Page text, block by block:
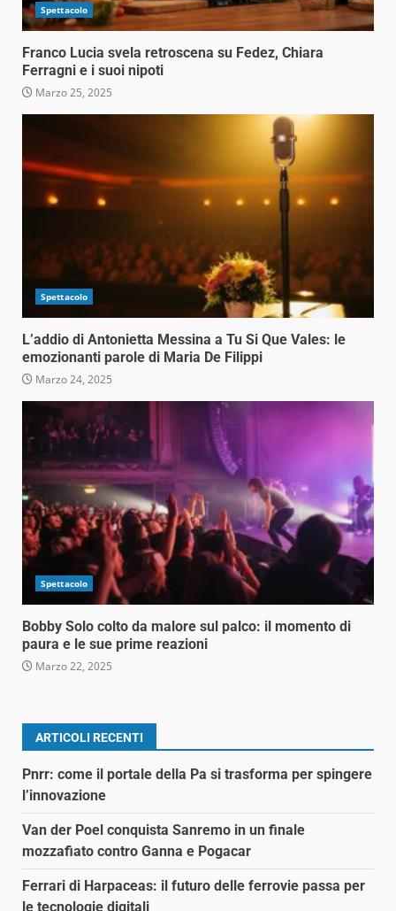
Spettacolo
Franco Lucia svela retroscena su Fedez, Chiara
Ferragni e i suoi nipoti
Marzo 25, 2025
Spettacolo
L’addio di Antonietta Messina a Tu Si Que Vales: le
emozionanti parole di Maria De Filippi
Marzo 24, 2025
Spettacolo
Bobby Solo colto da malore sul palco: il momento di
paura e le sue prime reazioni
Marzo 22, 2025
ARTICOLI RECENTI
Pnrr: come il portale della Pa si trasforma per spingere
l’innovazione
Van der Poel conquista Sanremo in un finale
mozzafiato contro Ganna e Pogacar
Ferrari di Harpaceas: il futuro delle ferrovie passa per
le tecnologie digitali